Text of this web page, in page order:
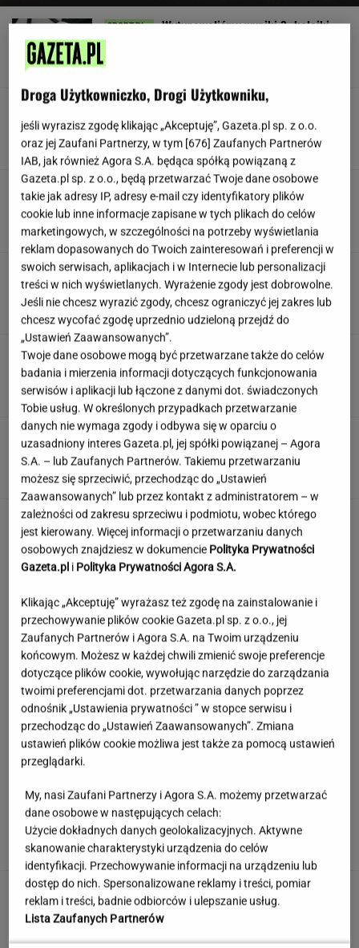
Wytypowaliśmy wyniki 3. kolejki
Ekstraklasy. Legia czeka na to 11 lat
SUBSKRYPCJA
Koledzy z branży nie mieli litości dla Kłeczka.
"Odpiął wrotki"
Były szef PIP szuka pracy. Prosi
o radę. "Jakiej domagać się pensji?"
SUBSKRYPCJA
Nocna akcja ratunkowa na jeziorze Seksty. Z
wody wyciągnięto ponad 30 osób
Duda ułaskawił Wąsika i
Kamińskiego, jego nie. "Skazał mnie Pan na
karę śmierci"
100 proc. obłożenia w samolotach. Wakacyjny
kierunek jest hitem
Księżniczka musi iść do wojska. Tyle czasu
spędzi w armii
Włóż to do doniczki przed urlopem. Rośliny
nie zostaną bez wody
Droga Użytkowniczko, Drogi Użytkowniku,
jeśli wyrazisz zgodę klikając „Akceptuję”, Gazeta.pl sp. z o.o.
oraz jej Zaufani Partnerzy, w tym [676] Zaufanych Partnerów
IAB, jak również Agora S.A. będąca spółką powiązaną z
Gazeta.pl sp. z o.o., będą przetwarzać Twoje dane osobowe
takie jak adresy IP, adresy e-mail czy identyfikatory plików
cookie lub inne informacje zapisane w tych plikach do celów
marketingowych, w szczególności na potrzeby wyświetlania
reklam dopasowanych do Twoich zainteresowań i preferencji w
swoich serwisach, aplikacjach i w Internecie lub personalizacji
treści w nich wyświetlanych. Wyrażenie zgody jest dobrowolne.
Jeśli nie chcesz wyrazić zgody, chcesz ograniczyć jej zakres lub
chcesz wycofać zgodę uprzednio udzieloną przejdź do
„Ustawień Zaawansowanych”.
Twoje dane osobowe mogą być przetwarzane także do celów
badania i mierzenia informacji dotyczących funkcjonowania
serwisów i aplikacji lub łączone z danymi dot. świadczonych
Tobie usług. W określonych przypadkach przetwarzanie
danych nie wymaga zgody i odbywa się w oparciu o
uzasadniony interes Gazeta.pl, jej spółki powiązanej – Agora
S.A. – lub Zaufanych Partnerów. Takiemu przetwarzaniu
możesz się sprzeciwić, przechodząc do „Ustawień
Zaawansowanych” lub przez kontakt z administratorem – w
zależności od zakresu sprzeciwu i podmiotu, wobec którego
jest kierowany. Więcej informacji o przetwarzaniu danych
osobowych znajdziesz w dokumencie Polityka Prywatności
Gazeta.pl i Polityka Prywatności Agora S.A.
Klikając „Akceptuję” wyrażasz też zgodę na zainstalowanie i
przechowywanie plików cookie Gazeta.pl sp. z o.o., jej
Zaufanych Partnerów i Agora S.A. na Twoim urządzeniu
końcowym. Możesz w każdej chwili zmienić swoje preferencje
dotyczące plików cookie, wywołując narzędzie do zarządzania
twoimi preferencjami dot. przetwarzania danych poprzez
odnośnik „Ustawienia prywatności ” w stopce serwisu i
przechodząc do „Ustawień Zaawansowanych”. Zmiana
ustawień plików cookie możliwa jest także za pomocą ustawień
przeglądarki.
My, nasi Zaufani Partnerzy i Agora S.A. możemy przetwarzać
dane osobowe w następujących celach:
Użycie dokładnych danych geolokalizacyjnych. Aktywne
skanowanie charakterystyki urządzenia do celów
identyfikacji. Przechowywanie informacji na urządzeniu lub
dostęp do nich. Spersonalizowane reklamy i treści, pomiar
reklam i treści, badnie odbiorców i ulepszanie usług.
Lista Zaufanych Partnerów